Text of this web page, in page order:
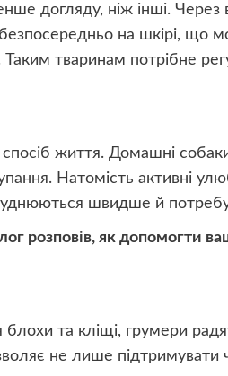
догляду, ніж інші. Через
на шкірі, що
тваринам потрібне
життя. Домашні
Натомість активні
швидше й
розповів, як допомогти
блохи та кліщі, грумери
не лише підтримувати